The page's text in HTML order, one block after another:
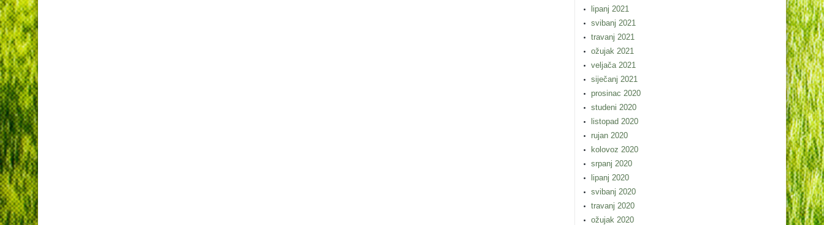
lipanj 2021
svibanj 2021
travanj 2021
ožujak 2021
veljača 2021
siječanj 2021
prosinac 2020
studeni 2020
listopad 2020
rujan 2020
kolovoz 2020
srpanj 2020
lipanj 2020
svibanj 2020
travanj 2020
ožujak 2020